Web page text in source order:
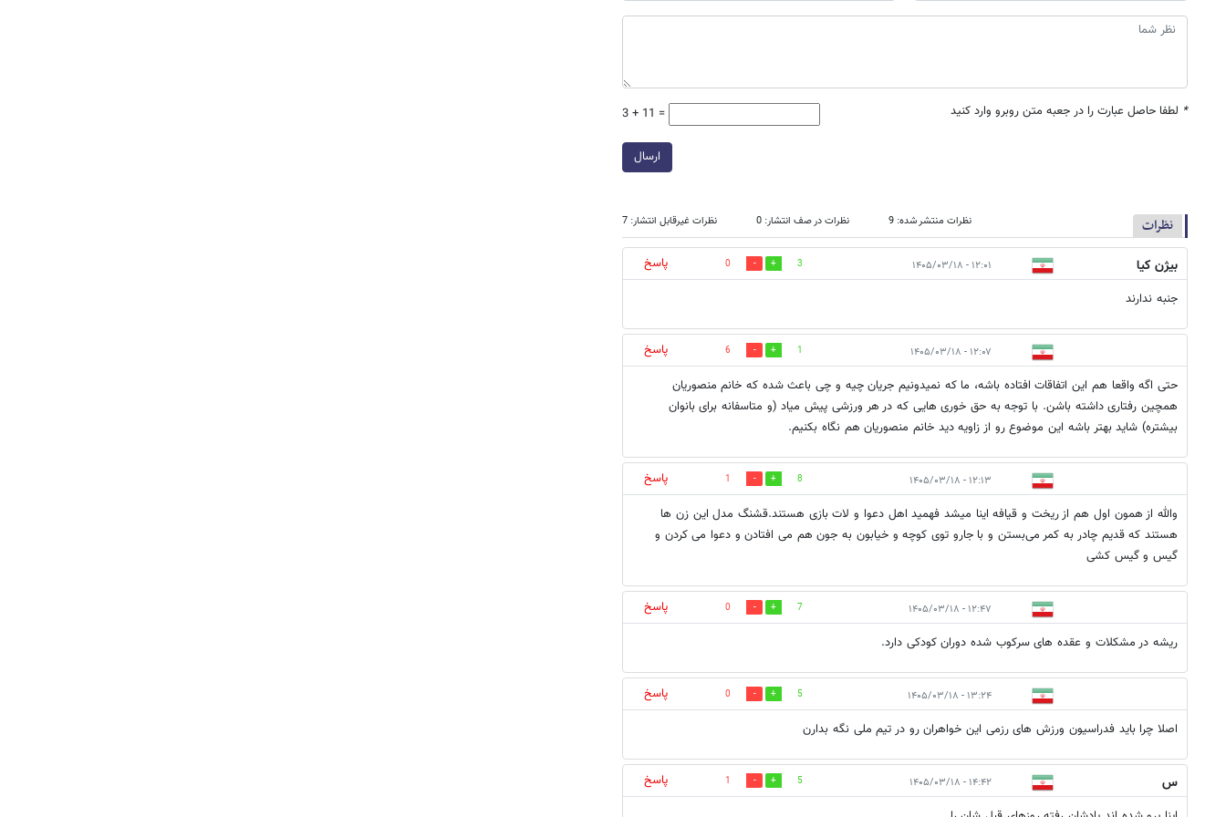
* لطفا حاصل عبارت را در جعبه متن روبرو وارد کنید 3 + 11 =
ارسال
نظرات نظرات منتشر شده: 9 نظرات در صف انتشار: 0 نظرات غیرقابل انتشار: 7
بیژن کیا ۱۲:۰۱ - ۱۴۰۵/۰۳/۱۸ 3
0
پاسخ
جنبه ندارند
۱۲:۰۷ - ۱۴۰۵/۰۳/۱۸ 1
6
پاسخ
حتی اگه واقعا هم این اتفاقات افتاده باشه، ما که نمیدونیم جریان چیه و چی باعث شده که خانم منصوریان
همچین رفتاری داشته باشن. با توجه به حق خوری هایی که در هر ورزشی پیش میاد (و متاسفانه برای بانوان
بیشتره) شاید بهتر باشه این موضوع رو از زاویه دید خانم منصوریان هم نگاه بکنیم.
۱۲:۱۳ - ۱۴۰۵/۰۳/۱۸ 8
1
پاسخ
والله از همون اول هم از ریخت و قیافه اینا میشد فهمید اهل دعوا و لات بازی هستند.قشنگ مدل این زن ها
هستند که قدیم چادر به کمر می‌بستن و با جارو توی کوچه و خیابون به جون هم می افتادن و دعوا می کردن و
گیس و گیس کشی
۱۲:۴۷ - ۱۴۰۵/۰۳/۱۸ 7
0
پاسخ
ریشه در مشکلات و عقده های سرکوب شده دوران کودکی دارد.
۱۳:۲۴ - ۱۴۰۵/۰۳/۱۸ 5
0
پاسخ
اصلا چرا باید فدراسیون ورزش های رزمی این خواهران رو در تیم ملی نگه بدارن
س ۱۴:۴۲ - ۱۴۰۵/۰۳/۱۸ 5
1
پاسخ